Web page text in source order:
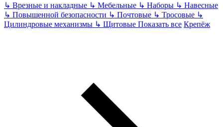
↳ Врезные и накладные ↳ Мебельные ↳ Наборы ↳ Навесные
↳ Повышенной безопасности ↳ Почтовые ↳ Тросовые ↳
Цилиндровые механизмы ↳ Щитовые Показать все Крепёж